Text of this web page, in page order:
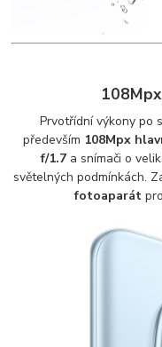
Prvotřídní výkony po
především 108Mpx
f/1.7a snímači o
světelných podmínkách.
fotoaparát